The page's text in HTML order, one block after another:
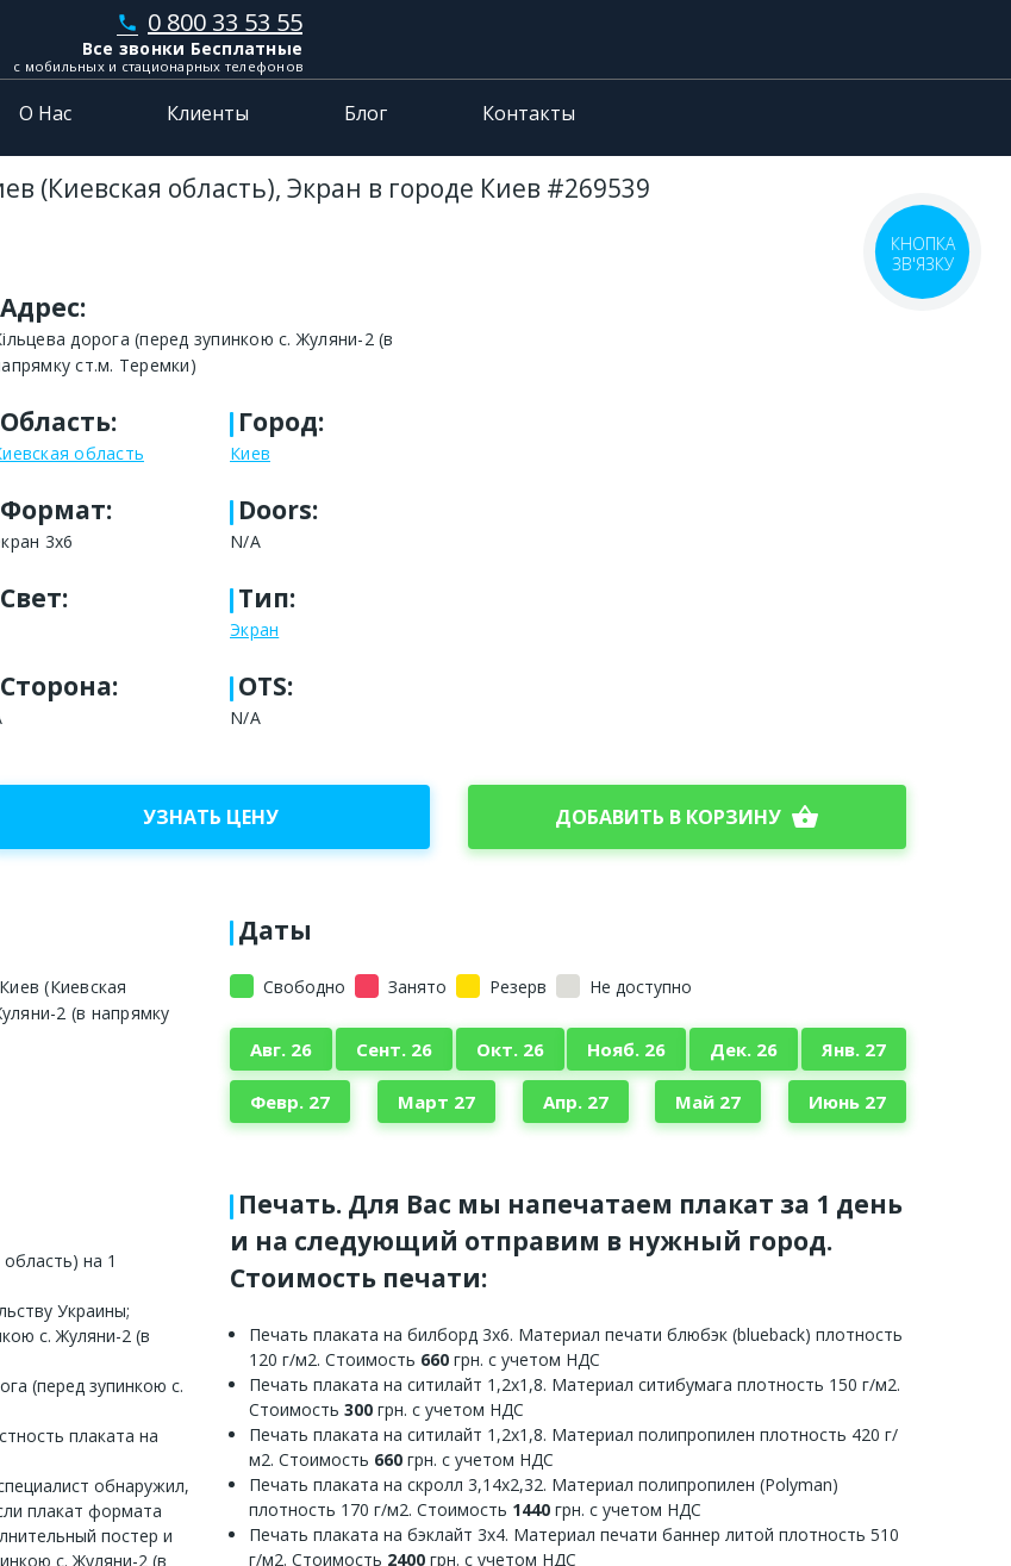
phone 0 800 33 53 55
Все звонки Бесплатные
с мобильных и стационарных телефонов
О Нас Клиенты Блог Контакты
(Киевская область), Экран в городе Киев #269539
Адрес:
дорога (перед зупинкою с. Жуляни-2 (в
ст.м. Теремки)
Область:
область
Город:
Киев
Формат:
3х6
Doors:
N/A
Свет: Тип:
Экран
Сторона: OTS:
N/A
УЗНАТЬ ЦЕНУ ДОБАВИТЬ В КОРЗИНУ shopping_basket
(Киевская
2 (в напрямку
Даты
Свободно Занято Резерв Не доступно
Авг. 26 Сент. 26 Окт. 26 Нояб. 26 Дек. 26 Янв. 27
Февр. 27 Март 27 Апр. 27 Май 27 Июнь 27
на 1
Украины;
с. Жуляни-2 (в
(перед зупинкою с.
плаката на
обнаружил,
плакат формата
постер и
с. Жуляни-2 (в
Печать. Для Вас мы напечатаем плакат за 1 день
и на следующий отправим в нужный город.
Стоимость печати:
Печать плаката на билборд 3х6. Материал печати блюбэк (blueback) плотность
120 г/м2. Стоимость 660 грн. с учетом НДС
Печать плаката на ситилайт 1,2х1,8. Материал ситибумага плотность 150 г/м2.
Стоимость 300 грн. с учетом НДС
Печать плаката на ситилайт 1,2х1,8. Материал полипропилен плотность 420 г/
м2. Стоимость 660 грн. с учетом НДС
Печать плаката на скролл 3,14х2,32. Материал полипропилен (Polyman)
плотность 170 г/м2. Стоимость 1440 грн. с учетом НДС
Печать плаката на бэклайт 3х4. Материал печати баннер литой плотность 510
г/м2. Стоимость 2400 грн. с учетом НДС
КНОПКА
ЗВ'ЯЗКУ